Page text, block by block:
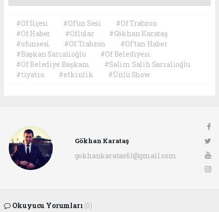
#Of İlçesi #Of'un Sesi
#Of Trabzon
#Of Haber
#Oflular
#Gökhan Karataş
#ofunsesi
#Of Trabzon
#Of'tan Haber
#Başkan Sarıalioğlu
#Of Belediyesi
#Of Belediye Başkanı
#Salim Salih Sarıalioğlu
#tiyatro
#etkinlik #Ünlü Show
Gökhan Karataş
gokhankaratas61@gmail.com
Okuyucu Yorumları (0)